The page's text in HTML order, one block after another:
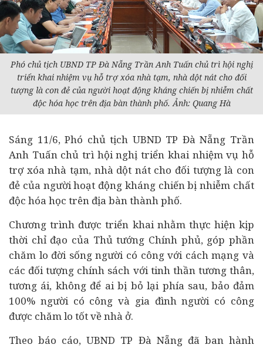
Phó chủ tịch UBND TP Đà Nẵng Trần Anh Tuấn chủ trì hội nghị
triển khai nhiệm vụ hỗ trợ xóa nhà tạm, nhà dột nát cho đối
tượng là con đẻ của người hoạt động kháng chiến bị nhiễm chất
độc hóa học trên địa bàn thành phố. Ảnh: Quang Hà
Sáng 11/6, Phó chủ tịch UBND TP Đà Nẵng Trần
Anh Tuấn chủ trì hội nghị triển khai nhiệm vụ hỗ
trợ xóa nhà tạm, nhà dột nát cho đối tượng là con
đẻ của người hoạt động kháng chiến bị nhiễm chất
độc hóa học trên địa bàn thành phố.
Chương trình được triển khai nhằm thực hiện kịp
thời chỉ đạo của Thủ tướng Chính phủ, góp phần
chăm lo đời sốngngười có công với cách mạng và
các đối tượng chính sách với tinh thần tương thân,
tương ái, không để ai bị bỏ lại phía sau, bảo đảm
100% người có công và gia đình người có công
được chăm lo tốt về nhà ở.
Theo báo cáo, UBND TP Đà Nẵng đã ban hành